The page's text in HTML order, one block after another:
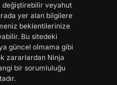
değiştirebilir veyahut
yer alan bilgilere
beklentilerinize
Bu sitedeki
güncel olmama gibi
zararlardan Ninja
bir sorumluluğu